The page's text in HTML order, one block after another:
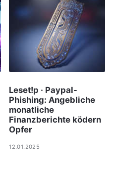
Leset!p · Paypal-
Phishing: Angebliche
monatliche
Finanzberichte ködern
Opfer
12.01.2025